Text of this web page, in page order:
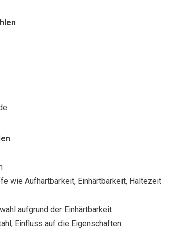
wie Aufhärtbarkeit, Einhärtbarkeit, Haltezeit
aufgrund der Einhärtbarkeit
Einfluss auf die Eigenschaften